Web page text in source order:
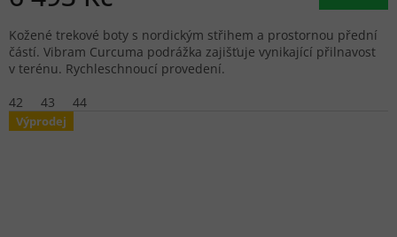
Kožené trekové boty s nordickým střihem a prostornou přední
částí. Vibram Curcuma podrážka zajišťuje vynikající přilnavost
v terénu. Rychleschnoucí provedení.
42
43 44
Výprodej